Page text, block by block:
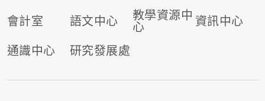
會計室
語文中心 教學資源中
心
資訊中心
通識中心
研究發展處